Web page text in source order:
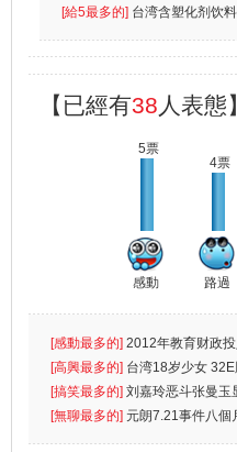
[給5最多的] 台湾含塑化剂饮
【已經有38 人表態】
5票
感動
4票
路過
[感動最多的] 2012年教育财政
出首位
[高興最多的] 台湾18岁少女
[搞笑最多的] 刘嘉玲恶斗张曼玉
遮
[無聊最多的] 元朗7.21事件八個
催